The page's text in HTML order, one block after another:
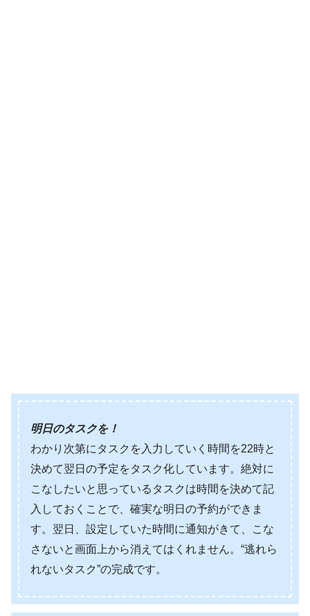
明日のタスクを！
わかり次第にタスクを入力していく時間を22時と
決めて翌日の予定をタスク化しています。絶対に
こなしたいと思っているタスクは時間を決めて記
入しておくことで、確実な明日の予約ができま
す。翌日、設定していた時間に通知がきて、こな
さないと画面上から消えてはくれません。“逃れら
れないタスク”の完成です。